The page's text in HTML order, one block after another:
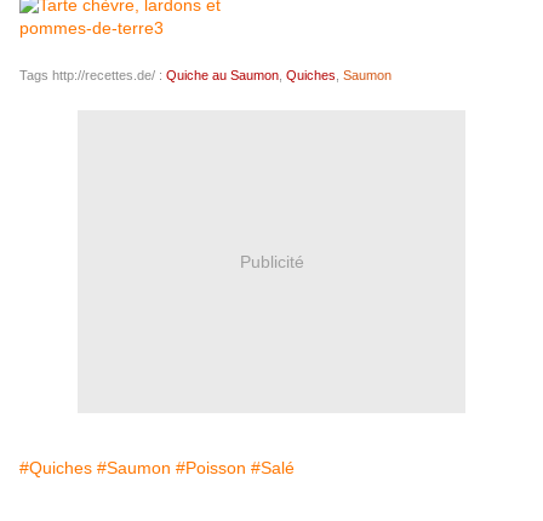
Tags http://recettes.de/ : Quiche au Saumon Quiches Saumon
Publicité
#Quiches #Saumon #Poisson #Salé